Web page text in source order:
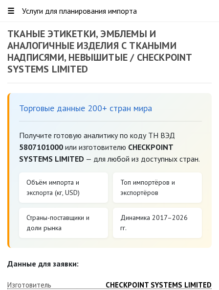
☰ Услуги для планирования импорта
ТКАНЫЕ ЭТИКЕТКИ, ЭМБЛЕМЫ И
АНАЛОГИЧНЫЕ ИЗДЕЛИЯ С ТКАНЫМИ
НАДПИСЯМИ, НЕВЫШИТЫЕ / CHECKPOINT
SYSTEMS LIMITED
Торговые данные 200+ стран мира
Получите готовую аналитику по коду ТН ВЭД
5807101000 или изготовителю CHECKPOINT
SYSTEMS LIMITED — для любой из доступных стран.
Объём импорта и
экспорта (кг, USD)
Топ импортёров и
экспортёров
Страны-поставщики и
доли рынка
Динамика 2017–2026
гг.
Данные для заявки:
Изготовитель
CHECKPOINT SYSTEMS LIMITED